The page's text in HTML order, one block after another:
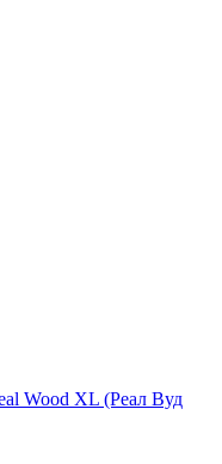
Wood XL (Реал Вуд